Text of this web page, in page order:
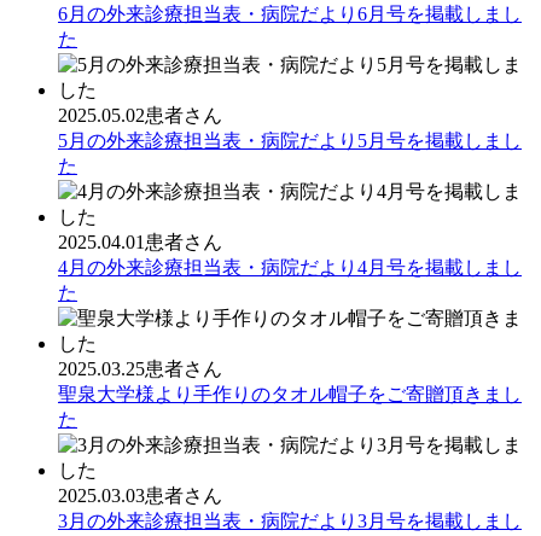
6月の外来診療担当表・病院だより6月号を掲載しまし
た
2025.05.02患者さん
5月の外来診療担当表・病院だより5月号を掲載しまし
た
2025.04.01 患者さん
4月の外来診療担当表・病院だより4月号を掲載しまし
た
2025.03.25患者さん
聖泉大学様より手作りのタオル帽子をご寄贈頂きまし
た
2025.03.03患者さん
3月の外来診療担当表・病院だより3月号を掲載しまし